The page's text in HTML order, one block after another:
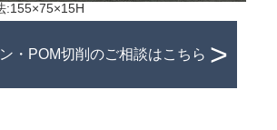
・POM切削のご相談はこちら